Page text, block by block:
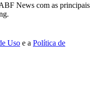
News com as principais
Uso e a Política de